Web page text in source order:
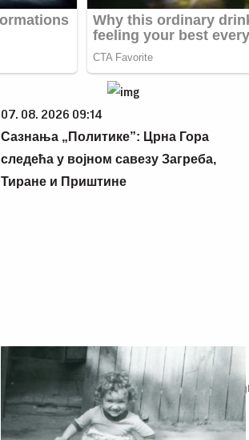
07. 08. 2026 09:14
Сазнања „Политике”: Црна Гора
следећа у војном савезу Загреба,
Тиране и Приштине